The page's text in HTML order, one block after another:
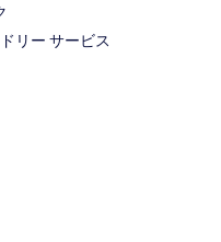
リー サービス